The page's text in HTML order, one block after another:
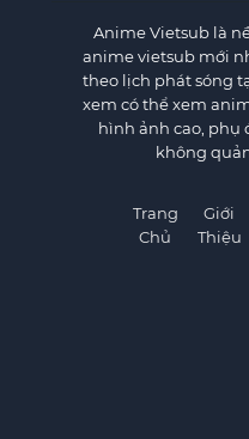
Anime Vietsub là
anime vietsub mới
theo lịch phát sóng
xem có thể xem
hình ảnh cao, phụ
không
Trang
Chủ
Giới
Thiệu